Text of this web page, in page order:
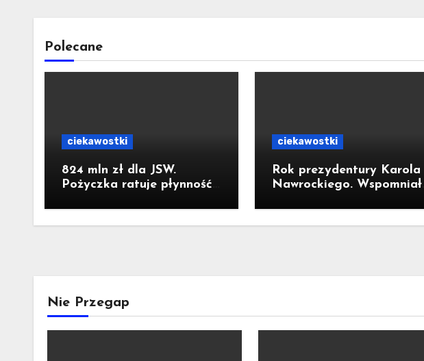
Polecane
ciekawostki
824 mln zł dla JSW.
Pożyczka ratuje płynność,
ciekawostki
Rok prezydentury Karola
Nawrockiego. Wspomniał
piekarni państwa
Krzemień
Nie Przegap